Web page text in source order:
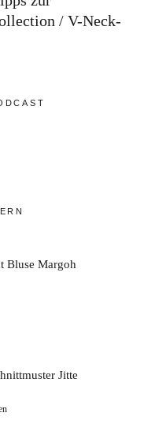
V-Neck-
Bluse Margoh
Jitte